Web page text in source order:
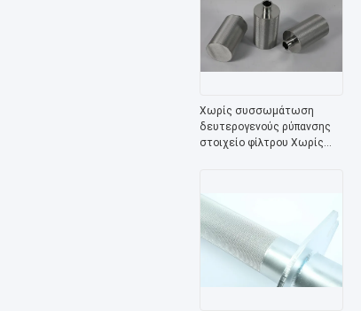
Χωρίς συσσωμάτωση
δευτερογενούς ρύπανσης
στοιχείο φίλτρου Χωρίς